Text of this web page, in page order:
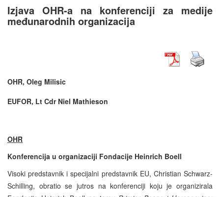
Izjava OHR-a na konferenciji za medije
međunarodnih organizacija
OHR, Oleg Milisic
EUFOR, Lt Cdr Niel Mathieson
OHR
Konferencija u organizaciji Fondacije Heinrich Boell
Visoki predstavnik i specijalni predstavnik EU, Christian Schwarz-
Schilling, obratio se jutros na konferenciji koju je organizirala